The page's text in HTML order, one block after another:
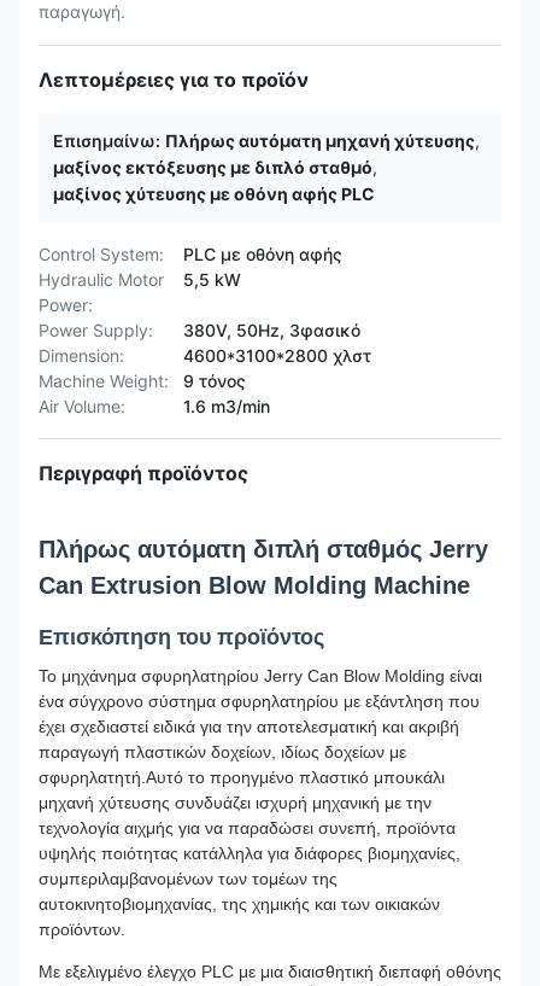
παραγωγή.
Λεπτομέρειες για το προϊόν
Επισημαίνω: Πλήρως αυτόματη μηχανή χύτευσης,
μαξίνος εκτόξευσης με διπλό σταθμό,
μαξίνος χύτευσης με οθόνη αφής PLC
Control System:
PLC με οθόνη αφής
Hydraulic Motor
Power:
5,5 kW
Power Supply:
380V, 50Hz, 3φασικό
Dimension:
4600*3100*2800 χλστ
Machine Weight:
9 τόνος
Air Volume:
1.6 m3/min
Περιγραφή προϊόντος
Πλήρως αυτόματη διπλή σταθμός Jerry
Can Extrusion Blow Molding Machine
Επισκόπηση του προϊόντος
Το μηχάνημα σφυρηλατηρίου Jerry Can Blow Molding είναι
ένα σύγχρονο σύστημα σφυρηλατηρίου με εξάντληση που
έχει σχεδιαστεί ειδικά για την αποτελεσματική και ακριβή
παραγωγή πλαστικών δοχείων, ιδίως δοχείων με
σφυρηλατητή.Αυτό το προηγμένο πλαστικό μπουκάλι
μηχανή χύτευσης συνδυάζει ισχυρή μηχανική με την
τεχνολογία αιχμής για να παραδώσει συνεπή, προϊόντα
υψηλής ποιότητας κατάλληλα για διάφορες βιομηχανίες,
συμπεριλαμβανομένων των τομέων της
αυτοκινητοβιομηχανίας, της χημικής και των οικιακών
προϊόντων.
Με εξελιγμένο έλεγχο PLC με μια διαισθητική διεπαφή οθόνης